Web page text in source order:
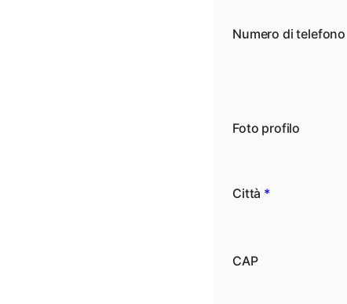
Numero di telefono
Foto profilo
Città *
CAP